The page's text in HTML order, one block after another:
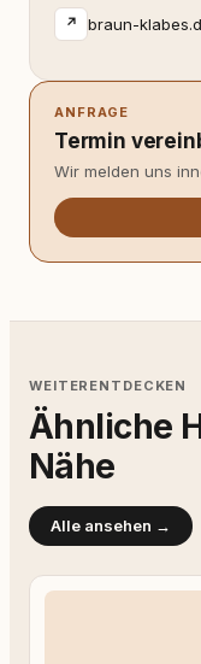
↗ braun-
ANFRAGE
Termin
Wir melden uns
WEITERENTDECKEN
Ähnliche
Nähe
Alle ansehen →